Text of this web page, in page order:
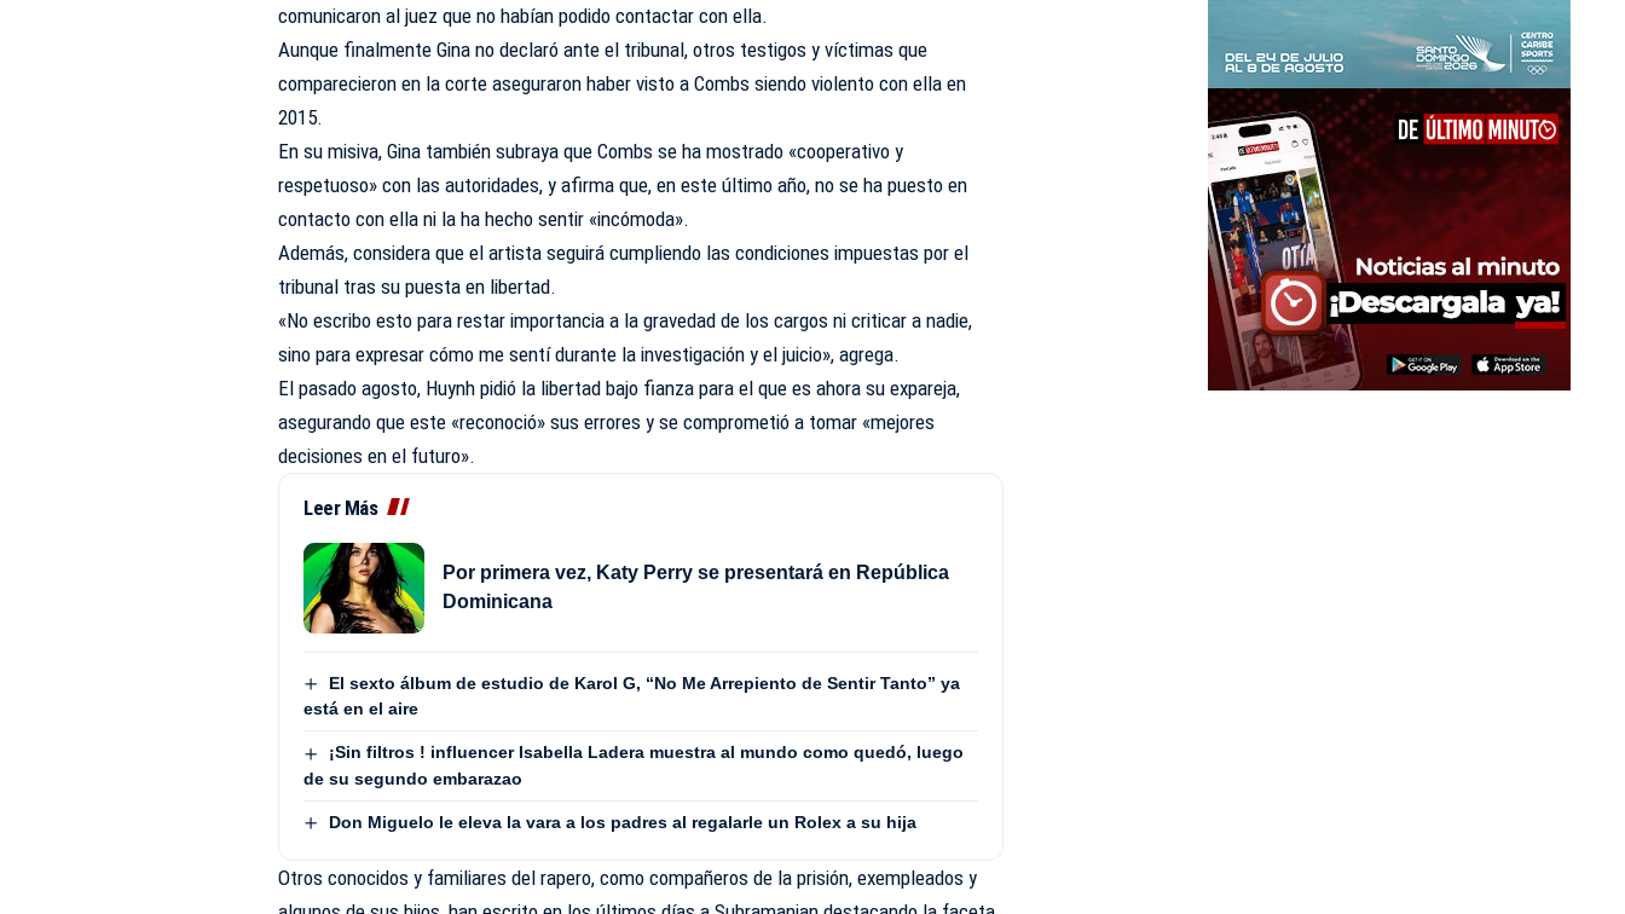
comunicaron al juez que no habían podido contactar con ella.
Aunque finalmente Gina no declaró ante el tribunal, otros testigos y víctimas que
comparecieron en la corte aseguraron haber visto a Combs siendo violento con ella en
2015.
En su misiva, Gina también subraya que Combs se ha mostrado «cooperativo y
respetuoso» con las autoridades, y afirma que, en este último año, no se ha puesto en
contacto con ella ni la ha hecho sentir «incómoda».
Además, considera que el artista seguirá cumpliendo las condiciones impuestas por el
tribunal tras su puesta en libertad.
«No escribo esto para restar importancia a la gravedad de los cargos ni criticar a nadie,
sino para expresar cómo me sentí durante la investigación y el juicio», agrega.
El pasado agosto, Huynh pidió la libertad bajo fianza para el que es ahora su expareja,
asegurando que este «reconoció» sus errores y se comprometió a tomar «mejores
decisiones en el futuro».
Leer Más
Por primera vez, Katy Perry se presentará en República
Dominicana
El sexto álbum de estudio de Karol G, “No Me Arrepiento de Sentir Tanto” ya
está en el aire
¡Sin filtros ! influencer Isabella Ladera muestra al mundo como quedó, luego
de su segundo embarazao
Don Miguelo le eleva la vara a los padres al regalarle un Rolex a su hija
Otros conocidos y familiares del rapero, como compañeros de la prisión, exempleados y